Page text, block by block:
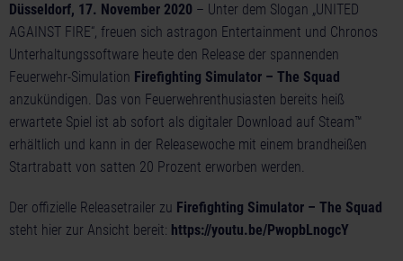
Düsseldorf, 17. November 2020 – Unter dem Slogan „UNITED
AGAINST FIRE“, freuen sich astragon Entertainment und Chronos
Unterhaltungssoftware heute den Release der spannenden
Feuerwehr-Simulation Firefighting Simulator – The Squad
anzukündigen. Das von Feuerwehrenthusiasten bereits heiß
erwartete Spiel ist ab sofort als digitaler Download auf Steam™
erhältlich und kann in der Releasewoche mit einem brandheißen
Startrabatt von satten 20 Prozent erworben werden.
Der offizielle Releasetrailer zu Firefighting Simulator – The Squad
steht hier zur Ansicht bereit: https://youtu.be/PwopbLnogcY